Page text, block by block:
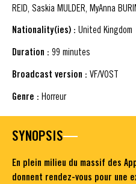
REID, Saskia MULDER, MyAnna
Nationality(ies) : United Kingdom
Duration : 99 minutes
Broadcast version : VF/VOST
Genre : Horreur
SYNOPSIS
En plein milieu du massif des
donnent rendez-vous pour une